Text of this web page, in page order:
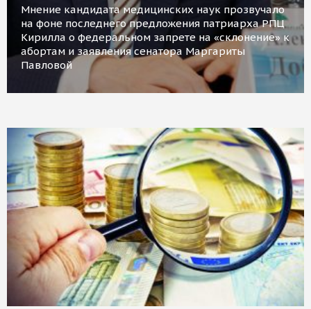
Мнение кандидата медицинских наук прозвучало
на фоне последнего предложения патриарха РПЦ
Кирилла о федеральном запрете на «склонение» к
абортам и заявления сенатора Маргариты
Павловой